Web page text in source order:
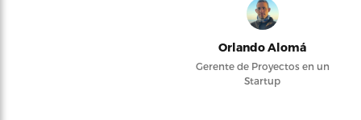
Orlando Alomá
Gerente de Proyectos en un
Startup